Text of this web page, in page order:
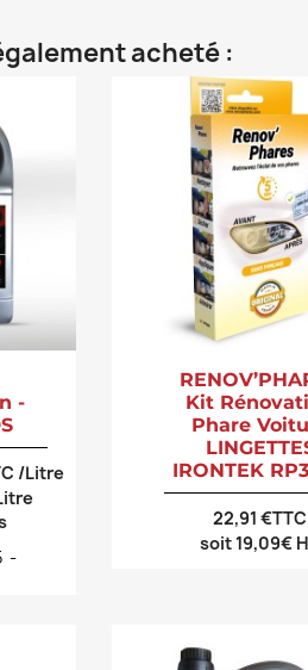
acheté :
-
/Litre
-
Kit
Phare
IRONTEK
22,91 €TTC
soit 19,09€